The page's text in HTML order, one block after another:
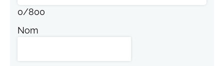
0/800
Nom